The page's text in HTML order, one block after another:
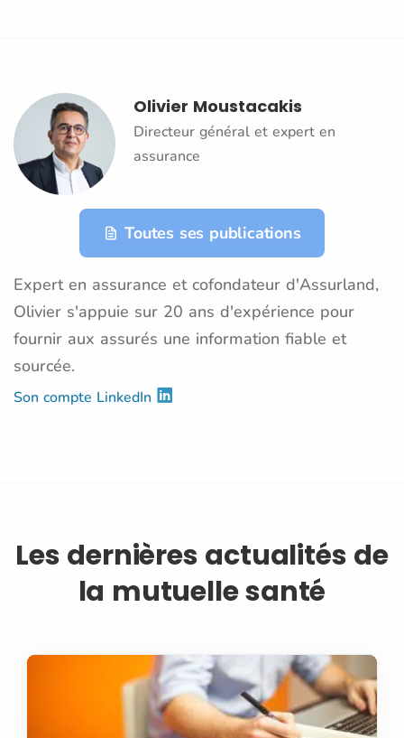
Olivier Moustacakis
Directeur général et expert en
assurance
Toutes ses publications
Expert en assurance et cofondateur d'Assurland,
Olivier s'appuie sur 20 ans d'expérience pour
fournir aux assurés une information fiable et
sourcée.
Son compte LinkedIn
Les dernières actualités de
la mutuelle santé